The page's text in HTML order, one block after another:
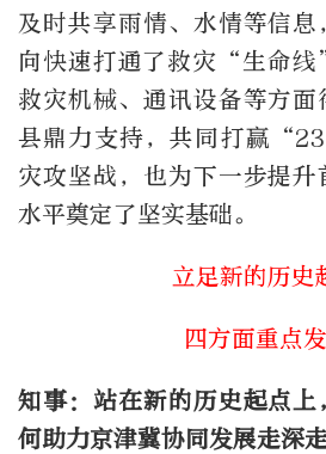
及时共享雨情、水情等信
向快速打通了救灾“生命线
救灾机械、通讯设备等方
县鼎力支持，共同打赢
灾攻坚战，也为下一步提
水平奠定了坚实基础。
立足新的历史
四方面重点
知事：站在新的历史起点
何助力京津冀协同发展走深走